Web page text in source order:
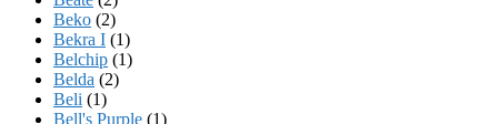
Beko (2)
Bekra I (1)
Belchip (1)
Belda (2)
Beli (1)
Bell's Purple (1)